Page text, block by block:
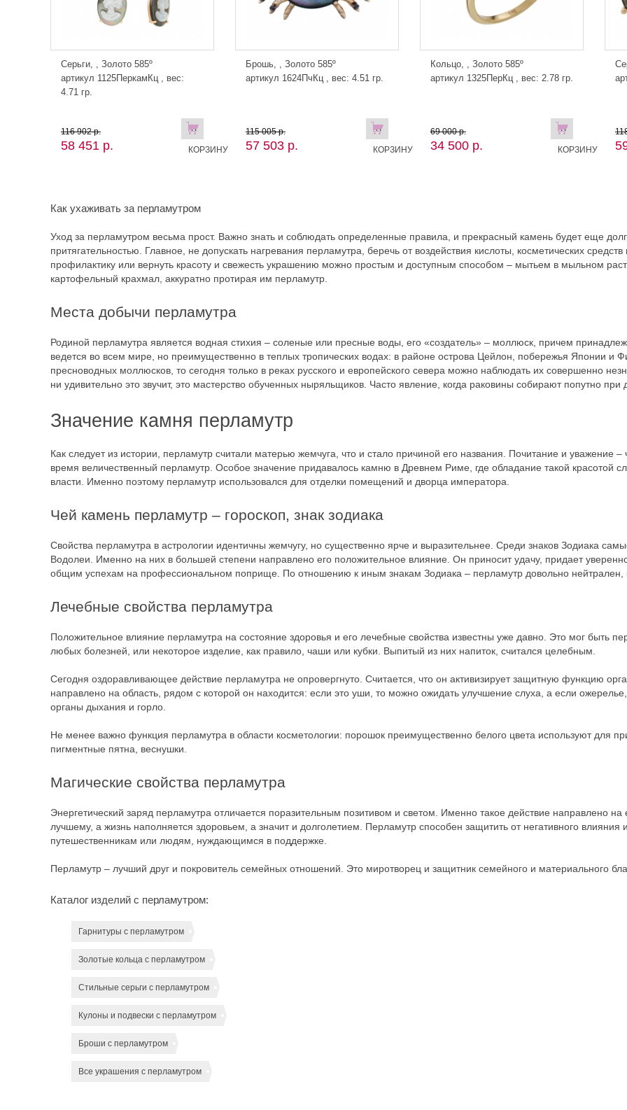
Серьги, , Золото 585º
артикул 1125ПеркамКц , вес:
4.71 гр.
58 451 р.
116 902 р. В
КОРЗИНУ
Брошь, , Золото 585º
артикул 1624ПчКц , вес: 4.51 гр.
57 503 р.
115 005 р. В
КОРЗИНУ
Кольцо, , Золото 585º
артикул 1325ПерКц , вес: 2.78 гр.
34 500 р.
69 000 р. В
КОРЗИНУ
Как ухаживать за перламутром
Уход за перламутром весьма прост. Важно знать и соблюдать определенные правила, и прекрасный камень будет еще
притягательностью. Главное, не допускать нагревания перламутра, беречь от воздействия кислоты, косметических
профилактику или вернуть красоту и свежесть украшению можно простым и доступным способом – мытьем в мыльном
картофельный крахмал, аккуратно протирая им перламутр.
Места добычи перламутра
Родиной перламутра является водная стихия – соленые или пресные воды, его «создатель» – моллюск, причем
ведется во всем мире, но преимущественно в теплых тропических водах: в районе острова Цейлон, побережья Японии и
пресноводных моллюсков, то сегодня только в реках русского и европейского севера можно наблюдать их совершенно
ни удивительно это звучит, это мастерство обученных ныряльщиков. Часто явление, когда раковины собирают попутно при
Значение камня перламутр
Как следует из истории, перламутр считали матерью жемчуга, что и стало причиной его названия. Почитание и уважение
время величественный перламутр. Особое значение придавалось камню в Древнем Риме, где обладание такой красотой
власти. Именно поэтому перламутр использовался для отделки помещений и дворца императора.
Чей камень перламутр – гороскоп, знак зодиака
Свойства перламутра в астрологии идентичны жемчугу, но существенно ярче и выразительнее. Среди знаков Зодиака
Водолеи. Именно на них в большей степени направлено его положительное влияние. Он приносит удачу, придает
общим успехам на профессиональном поприще. По отношению к иным знакам Зодиака – перламутр довольно нейтрален,
Лечебные свойства перламутра
Положительное влияние перламутра на состояние здоровья и его лечебные свойства известны уже давно. Это мог быть
любых болезней, или некоторое изделие, как правило, чаши или кубки. Выпитый из них напиток, считался целебным.
Сегодня оздоравливающее действие перламутра не опровергнуто. Считается, что он активизирует защитную функцию
направлено на область, рядом с которой он находится: если это уши, то можно ожидать улучшение слуха, а если
органы дыхания и горло.
Не менее важно функция перламутра в области косметологии: порошок преимущественно белого цвета используют для
пигментные пятна, веснушки.
Магические свойства перламутра
Энергетический заряд перламутра отличается поразительным позитивом и светом. Именно такое действие направлено на
лучшему, а жизнь наполняется здоровьем, а значит и долголетием. Перламутр способен защитить от негативного влияния
путешественникам или людям, нуждающимся в поддержке.
Перламутр – лучший друг и покровитель семейных отношений. Это миротворец и защитник семейного и материального
Каталог изделий с перламутром:
Гарнитуры с перламутром
Золотые кольца с перламутром
Стильные серьги с перламутром
Кулоны и подвески с перламутром
Броши с перламутром
Все украшения с перламутром